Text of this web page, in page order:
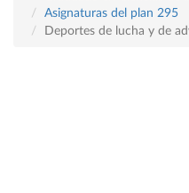
Asignaturas del plan 295
Deportes de lucha y de